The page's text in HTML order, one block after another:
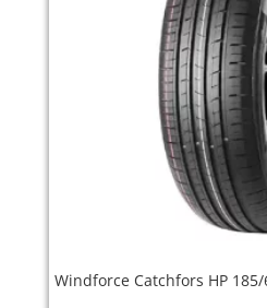
Windforce Catchfors HP 185/